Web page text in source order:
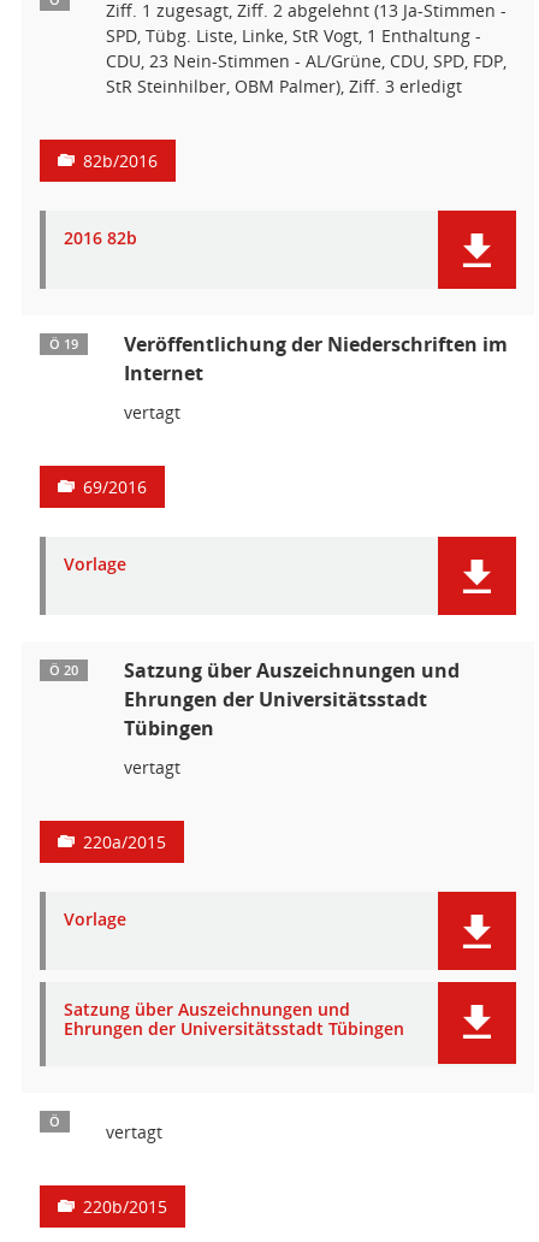
Ziff. 1 zugesagt, Ziff. 2 abgelehnt (13 Ja-Stimmen -
SPD, Tübg. Liste, Linke, StR Vogt, 1 Enthaltung -
CDU, 23 Nein-Stimmen - AL/Grüne, CDU, SPD, FDP,
StR Steinhilber, OBM Palmer), Ziff. 3 erledigt
82b/2016
2016 82b
Ö 19
Veröffentlichung der Niederschriften im
Internet
vertagt
69/2016
Vorlage
Ö 20
Satzung über Auszeichnungen und
Ehrungen der Universitätsstadt
Tübingen
vertagt
220a/2015
Vorlage
Satzung über Auszeichnungen und
Ehrungen der Universitätsstadt Tübingen
Ö vertagt
220b/2015